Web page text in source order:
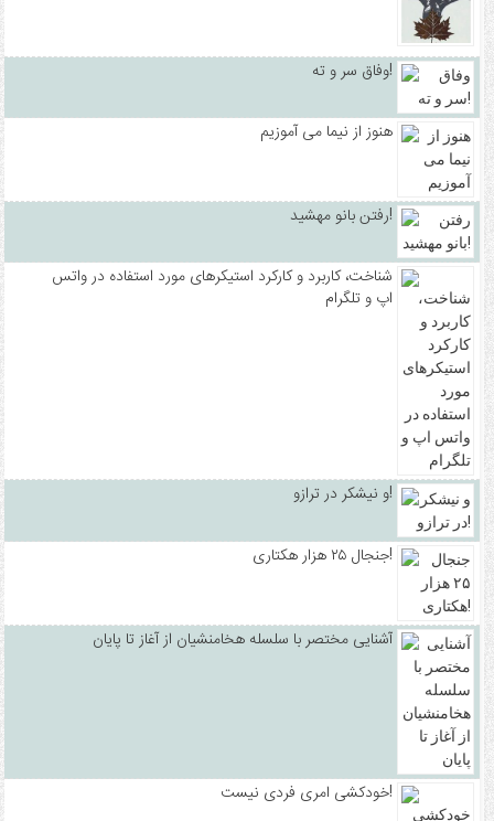
وفاق سر و ته!
هنوز از نیما می آموزیم
رفتن بانو مهشید!
شناخت، کاربرد و کارکرد استیکرهای مورد استفاده در واتس
اپ و تلگرام
و نیشکر در ترازو!
جنجال ۲۵ هزار هکتاری!
آشنایی مختصر با سلسله هخامنشیان از آغاز تا پایان
خودکشی امری فردی نیست!